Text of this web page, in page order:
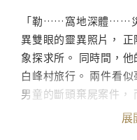
「勒……窩地深體……
異雙眼的靈異照片，
象探求所。 同時間，
白峰村旅行。 兩件看
男童的斷頭棄屍案件
展